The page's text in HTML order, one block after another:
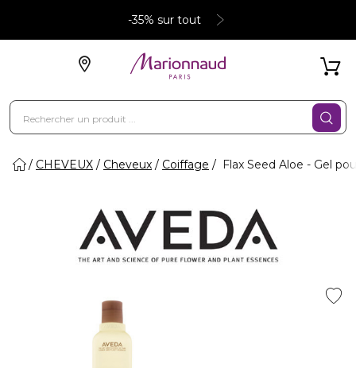
-35% sur tout
CHEVEUX Cheveux Coiffage Flax Seed Aloe - Gel